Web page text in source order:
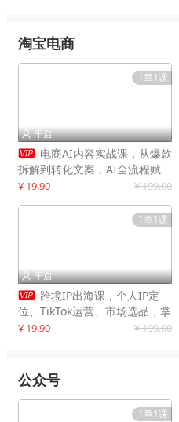
淘宝电商
1章1课
 千启
 电商AI内容实战课，从爆款
拆解到转化文案，AI全流程赋
能，解放人力，单月节省内容成
¥ 19.90 ¥ 199.00
1章1课
 千启
 跨境IP出海课，个人IP定
位、TikTok运营、市场选品，掌
握核心闭环，实现月入1万美金
¥ 19.90 ¥ 199.00
公众号
1章1课